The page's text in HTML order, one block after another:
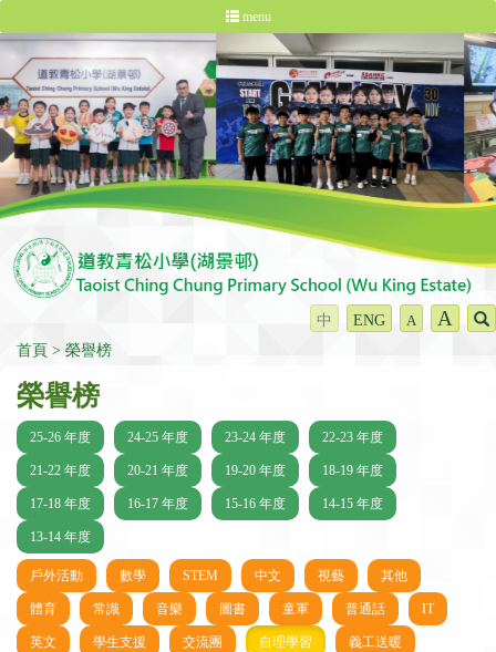
menu
中 ENG A A
首頁 榮譽榜
榮譽榜
25-26 年度 24-25 年度 23-24 年度 22-23 年度
21-22 年度 20-21 年度 19-20 年度 18-19 年度
17-18 年度 16-17 年度 15-16 年度 14-15 年度
13-14 年度
戶外活動 數學 STEM 中文 視藝 其他
體育 常識 音樂 圖書 童軍 普通話 IT
英文 學生支援 交流團 自理學習 義工送暖